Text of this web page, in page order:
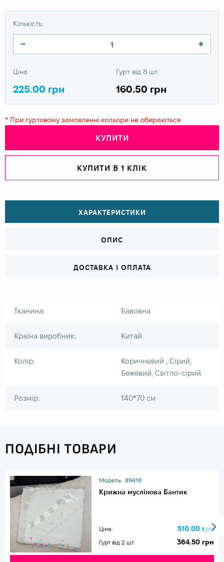
Кількість:
Ціна
225.00 грн
Гурт від 8 шт.
160.50 грн
* При гуртовому замовленні кольори не обираються
КУПИТИ
КУПИТИ В 1 КЛІК
ХАРАКТЕРИСТИКИ
ОПИС
ДОСТАВКА І ОПЛАТА
Тканина: Бавовна
Країна виробник: Китай
Колір:
Коричневий , Сірий,
Бежевий, Світло-сірий
Розмір: 140*70 см
ПОДІБНІ ТОВАРИ
Модель: 89418
Крижна муслінова Бантик
Ціна: 510.00 грн
Гурт від 2 шт. 364.50 грн